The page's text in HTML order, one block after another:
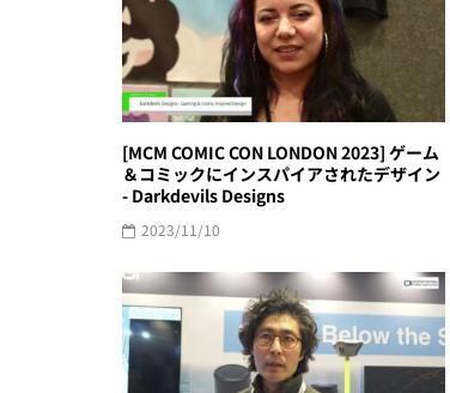
[MCM COMIC CON LONDON 2023] ゲーム
＆コミックにインスパイアされたデザイン
- Darkdevils Designs
2023/11/10